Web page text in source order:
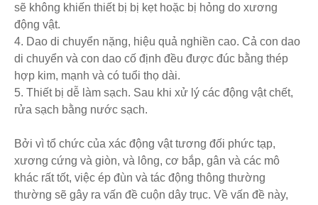
sẽ không khiến thiết bị bị kẹt hoặc bị hỏng do xương
động vật.
4. Dao di chuyển nặng, hiệu quả nghiền cao. Cả con dao
di chuyển và con dao cố định đều được đúc bằng thép
hợp kim, mạnh và có tuổi thọ dài.
5. Thiết bị dễ làm sạch. Sau khi xử lý các động vật chết,
rửa sạch bằng nước sạch.
Bởi vì tổ chức của xác động vật tương đối phức tạp,
xương cứng và giòn, và lông, cơ bắp, gân và các mô
khác rất tốt, việc ép đùn và tác động thông thường
thường sẽ gây ra vấn đề cuộn dây trục. Về vấn đề này,